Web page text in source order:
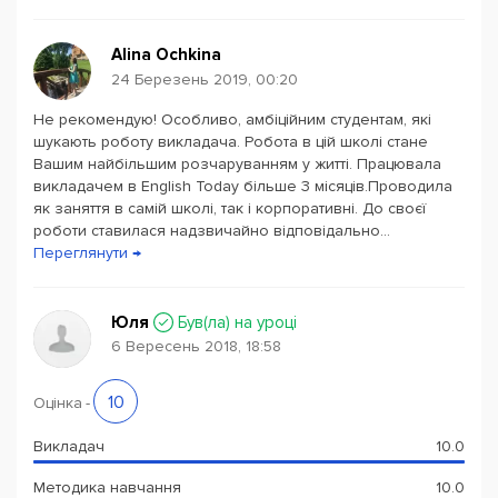
хвилина пішки від станції метро «Олімпійська».
Атмосфера в школі - затишна і доброзичлива. Ми
любимо своїх студентів!
Гнучка система оплати навчання, доступна кожному -
чим інтенсивніше Ви займаєтеся, тим дешевше
кожне заняття.
Вартість навчання найвигідніша в Києві - від 28
гривень за годину занять.
семестра ( 1 семестр - 4 тижні) на інтенсивний курс, 96
акад. годин.У вартість включені роздаткові матеріали.
Заняття веде висококваліфікований викладач
(український, якщо рівень Starter, Elementary; український
і носій мови, якщо рівень Pre-Intermediate, Intermediate,
Upper-Intermediate, Advanced).
Оплата за навчання завжди помісячна або за весь
рівень одразу.
Alina Ochkina
24 Березень 2019, 00:20
Не рекомендую! Особливо, амбіційним студентам, які
шукають роботу викладача. Робота в цій школі стане
Вашим найбільшим розчаруванням у житті. Працювала
викладачем в English Today більше 3 місяців.Проводила
як заняття в самій школі, так і корпоративні. До своєї
роботи ставилася надзвичайно відповідально...
Переглянути →
Юля Був(ла) на уроці
6 Вересень 2018, 18:58
Оцінка - 10
Викладач 10.0
Методика навчання 10.0